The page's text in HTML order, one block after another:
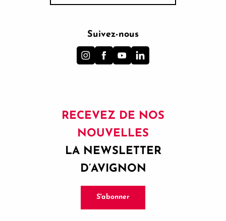
Suivez-nous
RECEVEZ DE NOS
NOUVELLES
LA NEWSLETTER
D’AVIGNON
S'abonner